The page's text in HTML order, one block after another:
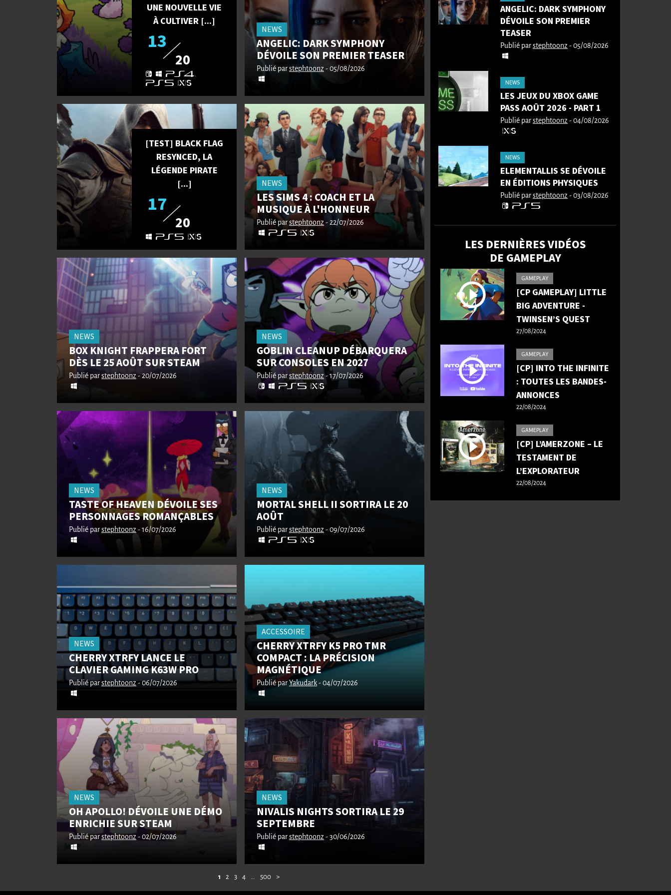
UNE NOUVELLE VIE
À CULTIVER [...]
13
20
NEWS
ANGELIC: DARK SYMPHONY
DÉVOILE SON PREMIER TEASER
Publié parstephtoonz - 05/08/2026
[TEST] BLACK FLAG
RESYNCED, LA
LÉGENDE PIRATE
[...]
17
20
NEWS
LES SIMS 4 : COACH ET LA
MUSIQUE À L'HONNEUR
Publié parstephtoonz - 22/07/2026
NEWS
BOX KNIGHT FRAPPERA FORT
DÈS LE 25 AOÛT SUR STEAM
Publié parstephtoonz - 20/07/2026
NEWS
GOBLIN CLEANUP DÉBARQUERA
SUR CONSOLES EN 2027
Publié parstephtoonz- 17/07/2026
NEWS
TASTE OF HEAVEN DÉVOILE SES
PERSONNAGES ROMANÇABLES
Publié parstephtoonz - 16/07/2026
NEWS
MORTAL SHELL II SORTIRA LE 20
AOÛT
Publié parstephtoonz - 09/07/2026
NEWS
CHERRY XTRFY LANCE LE
CLAVIER GAMING K63W PRO
Publié parstephtoonz- 06/07/2026
ACCESSOIRE
CHERRY XTRFY K5 PRO TMR
COMPACT : LA PRÉCISION
MAGNÉTIQUE
Publié parYakudark- 04/07/2026
NEWS
OH APOLLO! DÉVOILE UNE DÉMO
ENRICHIE SUR STEAM
Publié parstephtoonz - 02/07/2026
NEWS
NIVALIS NIGHTS SORTIRA LE 29
SEPTEMBRE
Publié parstephtoonz - 30/06/2026
ANGELIC: DARK SYMPHONY
DÉVOILE SON PREMIER
TEASER
Publié parstephtoonz - 05/08/2026
NEWS
LES JEUX DU XBOX GAME
PASS AOÛT 2026 - PART 1
Publié parstephtoonz - 04/08/2026
NEWS
ELEMENTALLIS SE DÉVOILE
EN ÉDITIONS PHYSIQUES
Publié parstephtoonz - 03/08/2026
LES DERNIÈRES VIDÉOS
DE GAMEPLAY
GAMEPLAY
[CP GAMEPLAY] LITTLE
BIG ADVENTURE -
TWINSEN’S QUEST
27/08/2024
GAMEPLAY
[CP] INTO THE INFINITE
: TOUTES LES BANDES-
ANNONCES
22/08/2024
GAMEPLAY
[CP] L’AMERZONE – LE
TESTAMENT DE
L’EXPLORATEUR
22/08/2024
1 2 3 4 … 500 >